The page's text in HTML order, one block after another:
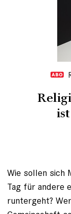
Wie sollen sich
Tag für andere
runtergeht?